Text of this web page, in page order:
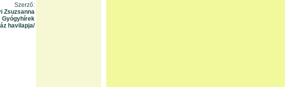
Szerző:
Zsuzsanna
Gyógyhírek
havilapja/